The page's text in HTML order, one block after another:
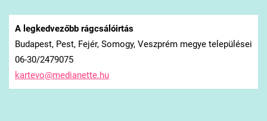
A legkedvezőbb rágcsálóirtás
Budapest, Pest, Fejér, Somogy, Veszprém megye települései
06-30/2479075
kartevo@medianette.hu